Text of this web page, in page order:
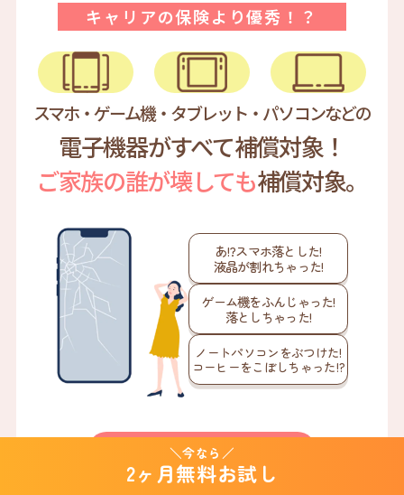
キャリアの保険より優秀！？
スマホ・ゲーム機・タブレット・パソコンなどの
電子機器がすべて補償対象！
ご家族の誰が壊しても補償対象。
あ!?スマホ落とした!
液晶が割れちゃった!
ゲーム機をふんじゃった!
落としちゃった!
ノートパソコンをぶつけた!
コーヒーをこぼしちゃった!?
ご家族OK・3回までOK！
＼今なら／
2ヶ月無料お試し